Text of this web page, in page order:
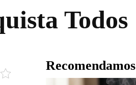
Todos
Recomendamos